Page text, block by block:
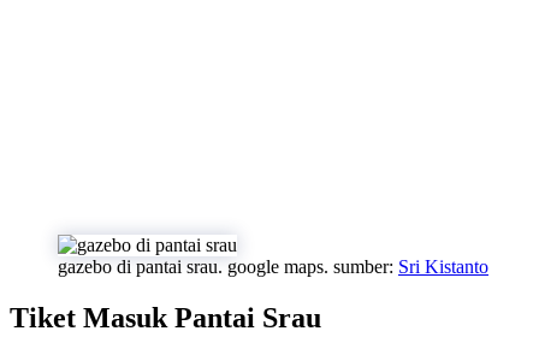
gazebo di pantai srau. google maps. sumber: Sri Kistanto
Tiket Masuk Pantai Srau